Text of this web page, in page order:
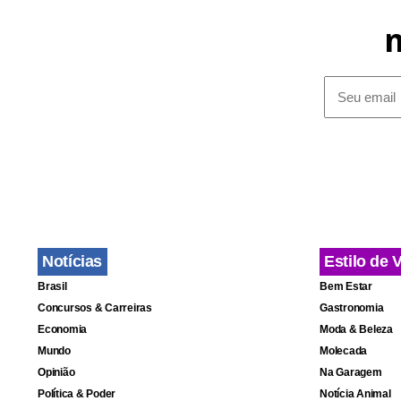
alguém
Notícias
Brasil
Concursos & Carreiras
Economia
Mundo
Opinião
Política & Poder
Estilo de
Bem Estar
Gastronomia
Moda & Beleza
Molecada
Na Garagem
Notícia Animal